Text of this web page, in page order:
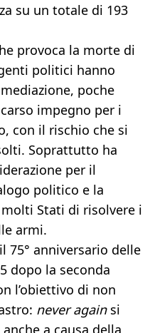
su un totale di 193
provoca la morte di
politici hanno
poche
impegno per i
con il rischio che si
Soprattutto ha
per il
politico e la
Stati di risolvere i
armi.
75° anniversario delle
dopo la seconda
l’obiettivo di non
never againsi
a causa della